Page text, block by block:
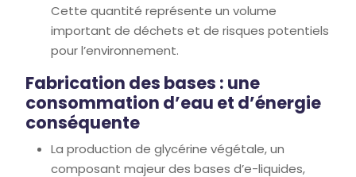
Cette quantité représente un volume
important de déchets et de risques potentiels
pour l’environnement.
Fabrication des bases : une
consommation d’eau et d’énergie
conséquente
La production de glycérine végétale, un
composant majeur des bases d’e-liquides,